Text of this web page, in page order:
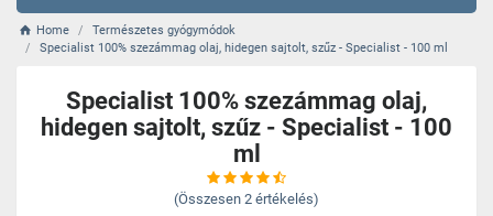
Home
Természetes gyógymódok
Specialist 100% szezámmag olaj, hidegen sajtolt, szűz - Specialist - 100 ml
Specialist 100% szezámmag olaj,
hidegen sajtolt, szűz - Specialist - 100
ml
(Összesen 2 értékelés)